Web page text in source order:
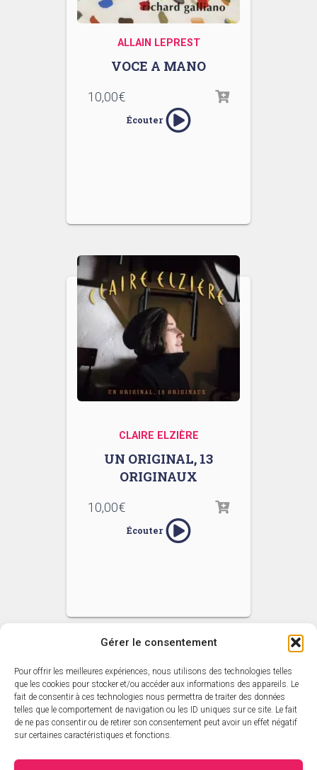
Gérer le consentement
Pour offrir les meilleures expériences, nous utilisons des technologies telles
que les cookies pour stocker et/ou accéder aux informations des appareils. Le
fait de consentir à ces technologies nous permettra de traiter des données
telles que le comportement de navigation ou les ID uniques sur ce site. Le fait
de ne pas consentir ou de retirer son consentement peut avoir un effet négatif
sur certaines caractéristiques et fonctions.
ALLAIN LEPREST
VOCE A MANO
10,00€
Écouter
CLAIRE ELZIÈRE
UN ORIGINAL, 13
ORIGINAUX
10,00€
Écouter
ACCUEIL L’ACTUALITÉ SARAVAH
CATALOGUE SARAVAH LES ARTISTES